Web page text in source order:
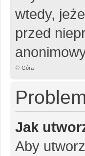
wtedy,
przed
Góra
Jak
Aby